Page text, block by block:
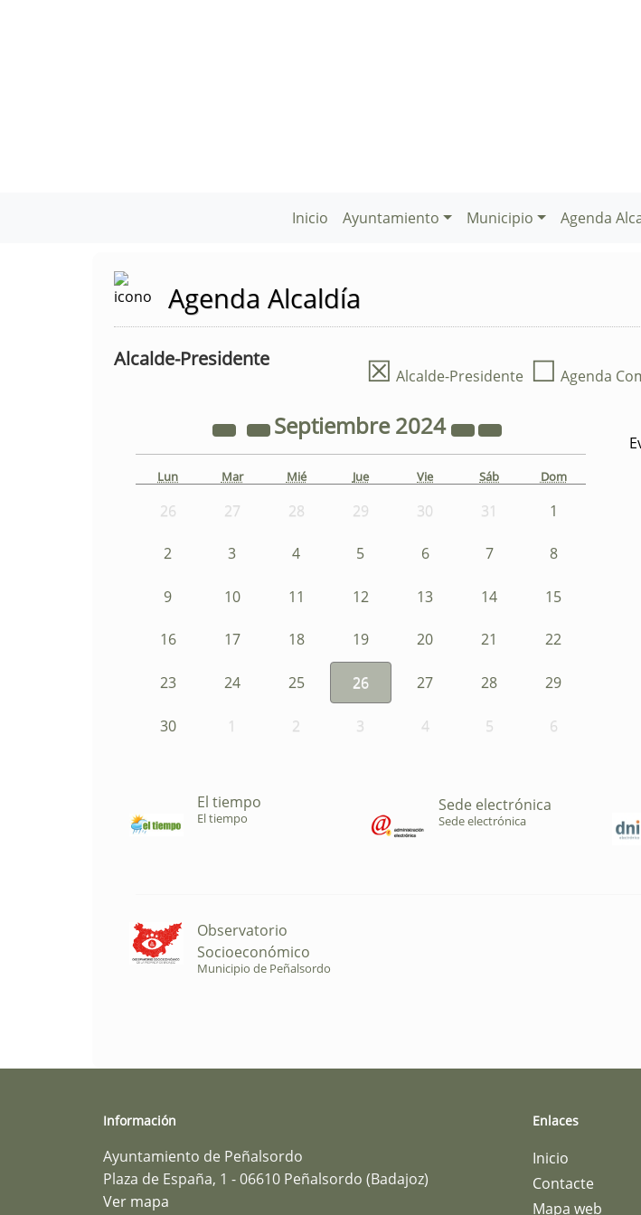
Inicio Ayuntamiento Municipio Agenda
Agenda Alcaldía
Alcalde-Presidente ☒ Alcalde-Presidente ☐ Agenda
Septiembre2024
Lun Mar Mié Jue Vie Sáb Dom
26 27 28 29 30 31 1
2 3 4 5 6 7 8
9 10 11 12 13 14 15
16 17 18 19 20 21 22
23 24 25 26 27 28 29
30 1 2 3 4 5 6
El tiempo
El tiempo
Sede electrónica
Sede electrónica
Observatorio
Socioeconómico
Municipio de Peñalsordo
Información
Ayuntamiento de Peñalsordo
Plaza de España, 1 - 06610 Peñalsordo (Badajoz)
Ver mapa
Enlaces
Inicio
Contacte
Mapa web